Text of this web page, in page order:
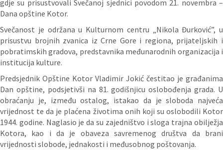
gdje su prisustvovali Svečanoj sjednici povodom 21. novembra –
Dana opštine Kotor.
Svečanost je održana u Kulturnom centru „Nikola Đurković”, u
prisustvu brojnih zvanica iz Crne Gore i regiona, prijateljskih i
pobratimskih gradova, predstavnika međunarodnih organizacija i
institucija kulture.
Predsjednik Opštine Kotor Vladimir Jokić čestitao je građanima
Dan opštine, podsjetivši na 81. godišnjicu oslobođenja grada. U
obraćanju je, između ostalog, istakao da je sloboda najveća
vrijednost te da je plaćena životima onih koji su oslobodili Kotor
1944. godine. Naglasio je da su zajedništvo i sloga trajna obilježja
Kotora, kao i da je obaveza savremenog društva da brani
vrijednosti slobode, jednakosti i međusobnog poštovanja.